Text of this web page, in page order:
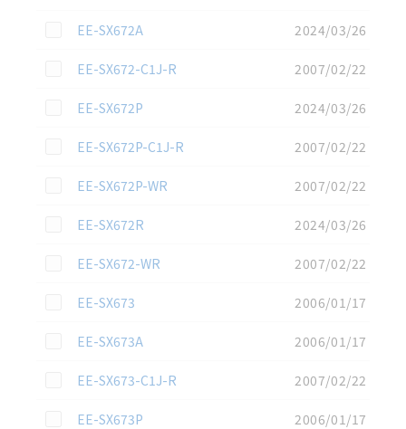
この資料を選択
EE-SX672A
2024/03/26
この資料を選択
EE-SX672-C1J-R
2007/02/22
この資料を選択
EE-SX672P
2024/03/26
この資料を選択
EE-SX672P-C1J-R
2007/02/22
この資料を選択
EE-SX672P-WR
2007/02/22
この資料を選択
EE-SX672R
2024/03/26
この資料を選択
EE-SX672-WR
2007/02/22
この資料を選択
EE-SX673
2006/01/17
この資料を選択
EE-SX673A
2006/01/17
この資料を選択
EE-SX673-C1J-R
2007/02/22
この資料を選択
EE-SX673P
2006/01/17